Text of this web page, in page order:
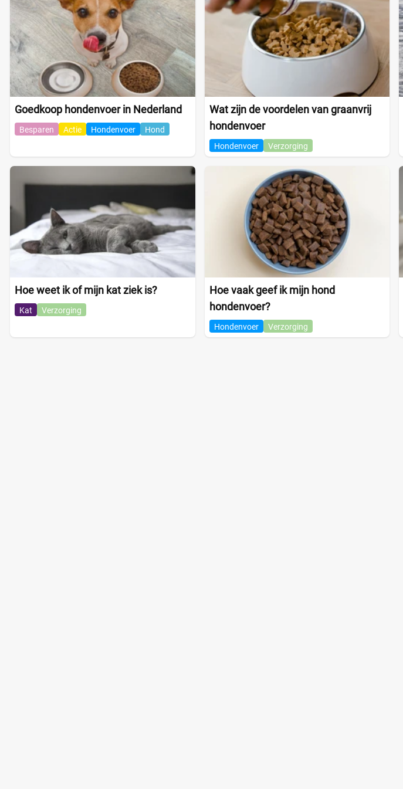
Goedkoop hondenvoer in Nederland
Besparen Actie Hondenvoer Hond
Wat zijn de voordelen van graanvrij
hondenvoer
Hondenvoer Verzorging
Hoe weet ik of mijn kat ziek is?
Kat Verzorging
Hoe vaak geef ik mijn hond
hondenvoer?
Hondenvoer Verzorging